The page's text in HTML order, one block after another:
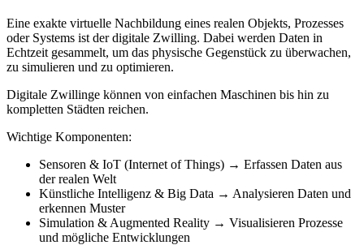
Eine exakte virtuelle Nachbildung eines realen Objekts, Prozesses
oder Systems ist der digitale Zwilling. Dabei werden Daten in
Echtzeit gesammelt, um das physische Gegenstück zu überwachen,
zu simulieren und zu optimieren.
Digitale Zwillinge können von einfachen Maschinen bis hin zu
kompletten Städten reichen.
Wichtige Komponenten:
Sensoren & IoT (Internet of Things) → Erfassen Daten aus
der realen Welt
Künstliche Intelligenz & Big Data → Analysieren Daten und
erkennen Muster
Simulation & Augmented Reality → Visualisieren Prozesse
und mögliche Entwicklungen